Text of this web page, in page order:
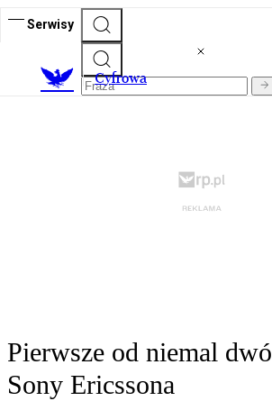
Serwisy
Cyfrowa
Pierwsze od niemal
Sony Ericssona